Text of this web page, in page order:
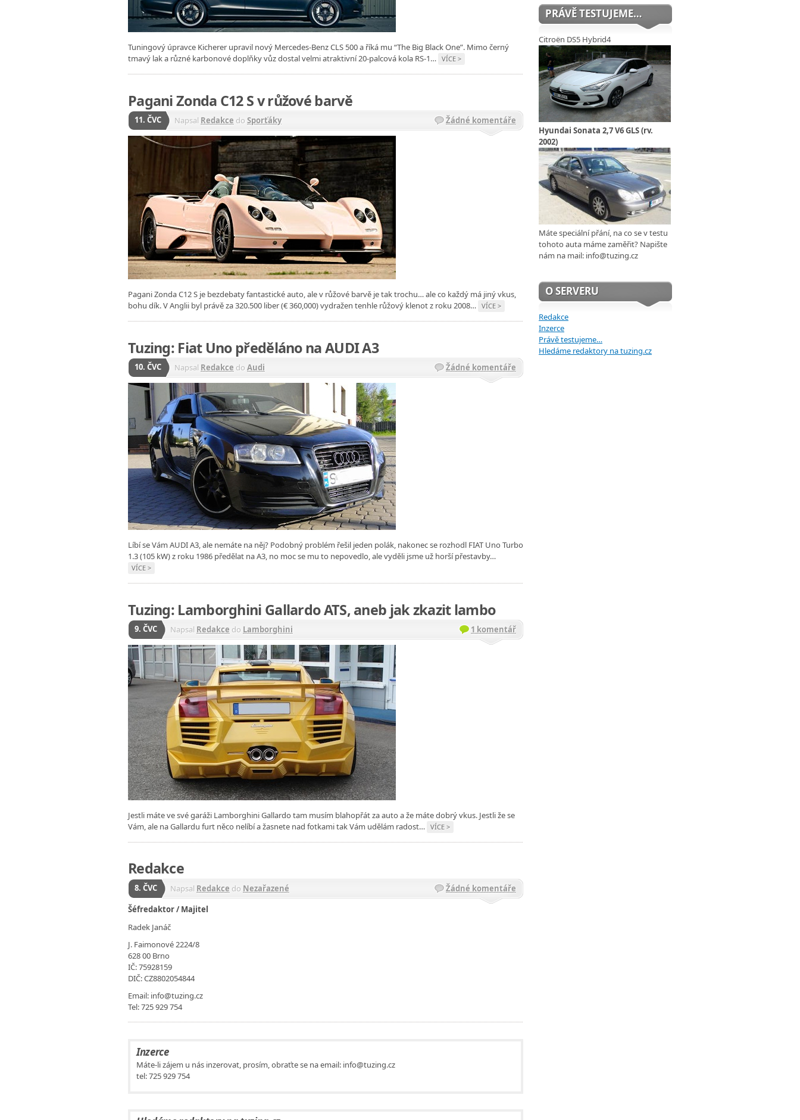
Tuningový úpravce Kicherer upravil nový Mercedes-Benz CLS 500 a říká mu “The Big Black One”. Mimo černý
tmavý lak a různé karbonové doplňky vůz dostal velmi atraktivní 20-palcová kola RS-1… VÍCE >
Pagani Zonda C12 S v růžové barvě
11. ČVC Napsal Redakce do Sporťáky Žádné komentáře
Pagani Zonda C12 S je bezdebaty fantastické auto, ale v růžové barvě je tak trochu… ale co každý má jiný vkus,
bohu dík. V Anglii byl právě za 320.500 liber (€ 360,000) vydražen tenhle růžový klenot z roku 2008… VÍCE >
Tuzing: Fiat Uno předěláno na AUDI A3
10. ČVC Napsal Redakce do Audi Žádné komentáře
Líbí se Vám AUDI A3, ale nemáte na něj? Podobný problém řešil jeden polák, nakonec se rozhodl FIAT Uno Turbo
1.3 (105 kW) z roku 1986 předělat na A3, no moc se mu to nepovedlo, ale vyděli jsme už horší přestavby…
VÍCE >
Tuzing: Lamborghini Gallardo ATS, aneb jak zkazit lambo
9. ČVC Napsal Redakce do Lamborghini 1 komentář
Jestli máte ve své garáži Lamborghini Gallardo tam musím blahopřát za auto a že máte dobrý vkus. Jestli že se
Vám, ale na Gallardu furt něco nelíbí a žasnete nad fotkami tak Vám udělám radost… VÍCE >
Redakce
8. ČVC Napsal Redakce do Nezařazené
Žádné komentáře
Šéfredaktor / Majitel
Radek Janáč
J. Faimonové 2224/8
628 00 Brno
IČ: 75928159
DIČ: CZ8802054844
Email: info@tuzing.cz
Tel: 725 929 754
Inzerce
Máte-li zájem u nás inzerovat, prosím, obraťte se na email: info@tuzing.cz
tel: 725 929 754
PRÁVĚ TESTUJEME…
Citroën DS5 Hybrid4
Hyundai Sonata 2,7 V6 GLS (rv.
2002)
Máte speciální přání, na co se v testu
tohoto auta máme zaměřit? Napište
nám na mail: info@tuzing.cz
O SERVERU
Redakce
Inzerce
Právě testujeme…
Hledáme redaktory na tuzing.cz